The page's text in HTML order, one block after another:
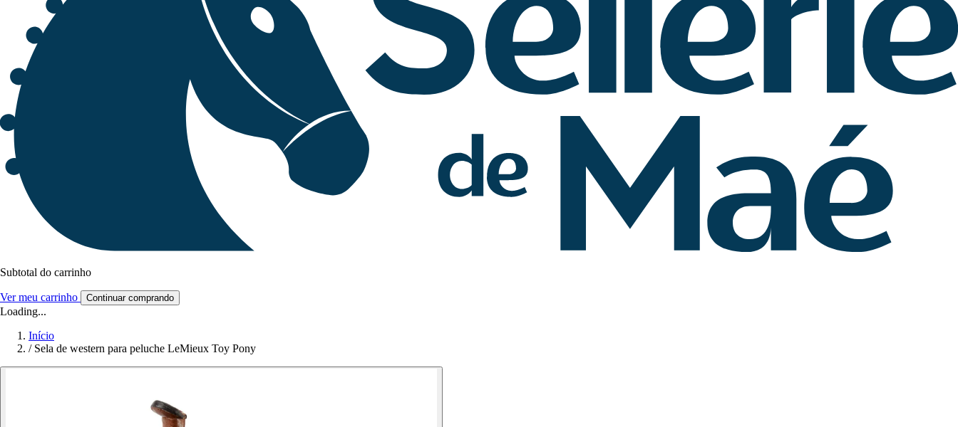
Subtotal do carrinho
Ver meu carrinho Continuar comprando
Loading...
Início
/ Sela de western para peluche LeMieux Toy Pony